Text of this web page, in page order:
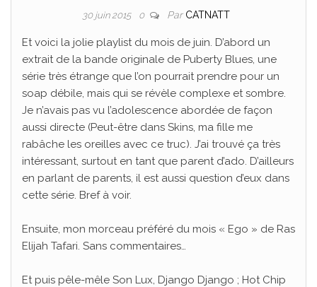
30 juin 2015 0 Par CATNATT
Et voici la jolie playlist du mois de juin. D’abord un
extrait de la bande originale de Puberty Blues, une
série très étrange que l’on pourrait prendre pour un
soap débile, mais qui se révèle complexe et sombre.
Je n’avais pas vu l’adolescence abordée de façon
aussi directe (Peut-être dans Skins, ma fille me
rabâche les oreilles avec ce truc). J’ai trouvé ça très
intéressant, surtout en tant que parent d’ado. D’ailleurs
en parlant de parents, il est aussi question d’eux dans
cette série. Bref à voir.
Ensuite, mon morceau préféré du mois « Ego » de Ras
Elijah Tafari. Sans commentaires…
Et puis pêle-mêle Son Lux, Django Django ; Hot Chip